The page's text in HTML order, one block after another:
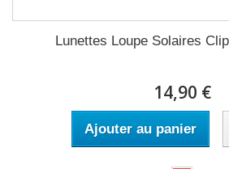
Lunettes Loupe Solaires
14,90 €
Ajouter au panier